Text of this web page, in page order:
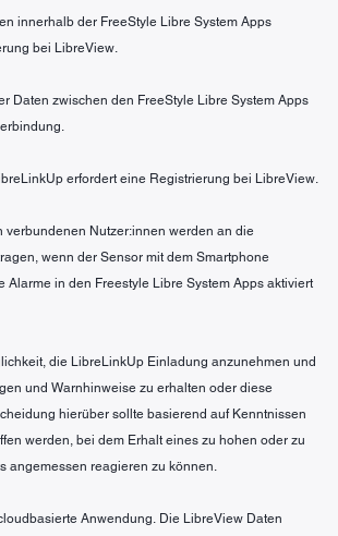
innerhalb der FreeStyle Libre System Apps
bei LibreView.
Daten zwischen den FreeStyle Libre System Apps
erfordert eine Registrierung bei LibreView.
verbundenen Nutzer:innen werden an die
wenn der Sensor mit dem Smartphone
Alarme in den Freestyle Libre System Apps aktiviert
die LibreLinkUp Einladung anzunehmen und
und Warnhinweise zu erhalten oder diese
hierüber sollte basierend auf Kenntnissen
werden, bei dem Erhalt eines zu hohen oder zu
angemessen reagieren zu können.
Anwendung. Die LibreView Daten